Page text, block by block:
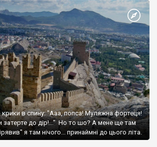
в спину: "Ааа, попса! Муляжна фортеця!
затерте до дір!..." Но то шо? А мене ще там
я там нічого... принаймні до цього літа.